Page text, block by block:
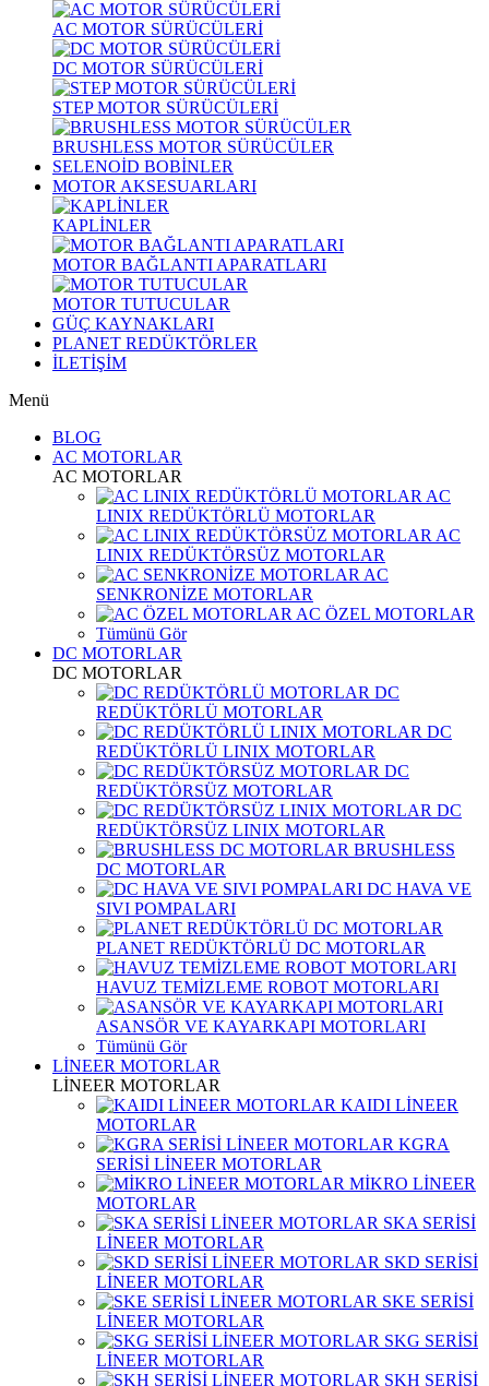
AC MOTOR SÜRÜCÜLERİ
DC MOTOR SÜRÜCÜLERİ
STEP MOTOR SÜRÜCÜLERİ
BRUSHLESS MOTOR SÜRÜCÜLER
SELENOİD BOBİNLER
MOTOR AKSESUARLARI
KAPLİNLER
MOTOR BAĞLANTI APARATLARI
MOTOR TUTUCULAR
GÜÇ KAYNAKLARI
PLANET REDÜKTÖRLER
İLETİŞİM
Menü
BLOG
AC MOTORLAR
AC MOTORLAR
AC
LINIX REDÜKTÖRLÜ MOTORLAR
AC
LINIX REDÜKTÖRSÜZ MOTORLAR
AC
SENKRONİZE MOTORLAR
AC ÖZEL MOTORLAR
Tümünü Gör
DC MOTORLAR
DC MOTORLAR
DC
REDÜKTÖRLÜ MOTORLAR
DC
REDÜKTÖRLÜ LINIX MOTORLAR
DC
REDÜKTÖRSÜZ MOTORLAR
DC
REDÜKTÖRSÜZ LINIX MOTORLAR
BRUSHLESS
DC MOTORLAR
DC HAVA VE
SIVI POMPALARI
PLANET REDÜKTÖRLÜ DC MOTORLAR
HAVUZ TEMİZLEME ROBOT MOTORLARI
ASANSÖR VE KAYARKAPI MOTORLARI
Tümünü Gör
LİNEER MOTORLAR
LİNEER MOTORLAR
KAIDI LİNEER
MOTORLAR
KGRA
SERİSİ LİNEER MOTORLAR
MİKRO LİNEER
MOTORLAR
SKA SERİSİ
LİNEER MOTORLAR
SKD SERİSİ
LİNEER MOTORLAR
SKE SERİSİ
LİNEER MOTORLAR
SKG SERİSİ
LİNEER MOTORLAR
SKH SERİSİ